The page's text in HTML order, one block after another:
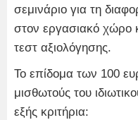
σεμινάριο για τη
στον εργασιακό χώρο
τεστ αξιολόγησης.
Το επίδομα των 100
μισθωτούς του
εξής κριτήρια: